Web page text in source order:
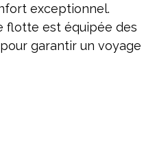
exceptionnel.
flotte est équipée des
garantir un voyage